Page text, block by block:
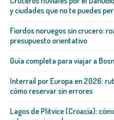
y ciudades que no te puedes
Fiordos noruegos sin crucero:
presupuesto orientativo
Guía completa para viajar a
Interrail por Europa en 2026:
cómo reservar sin errores
Lagos de Plitvice (Croacia):